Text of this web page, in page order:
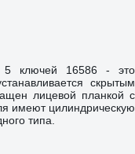
ключей 16586 - это
скрытым
лицевой планкой с
имеют цилиндрическую
типа.